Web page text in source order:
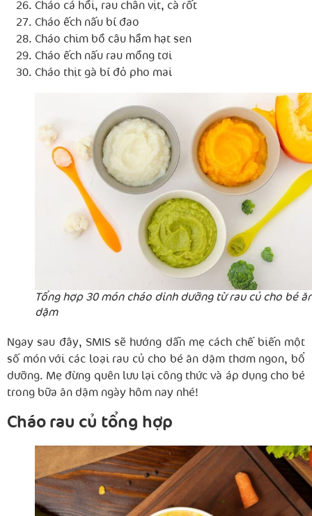
Cháo cá hồi, rau chân vịt, cà rốt
Cháo ếch nấu bí đao
Cháo chim bồ câu hầm hạt sen
Cháo ếch nấu rau mồng tơi
Cháo thịt gà bí đỏ pho mai
Tổng hợp 30 món cháo dinh dưỡng từ rau củ cho bé
dặm
Ngay sau đây, SMIS sẽ hướng dẫn mẹ cách chế biến một
số món với các loại rau củ cho bé ăn dặm thơm ngon, bổ
dưỡng. Mẹ đừng quên lưu lại công thức và áp dụng cho bé
trong bữa ăn dặm ngày hôm nay nhé!
Cháo rau củ tổng hợp